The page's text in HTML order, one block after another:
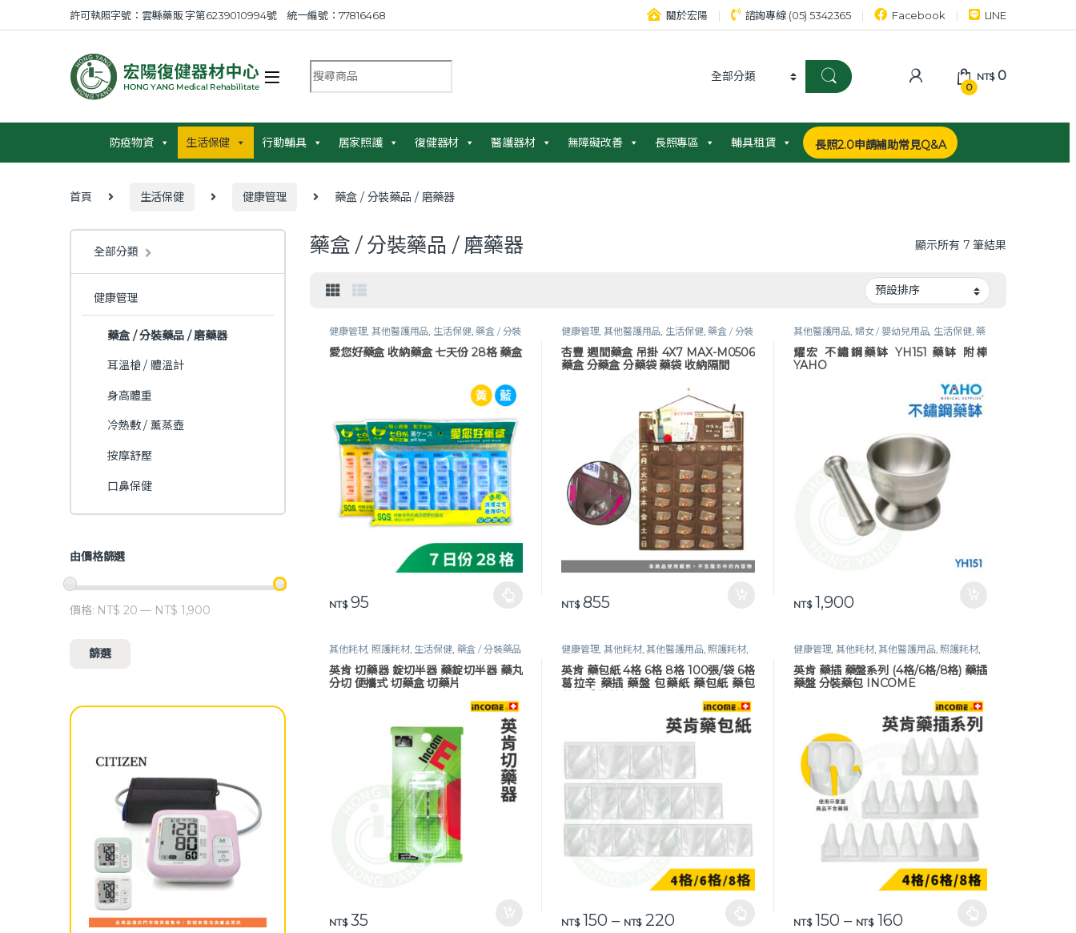
Skip to navigation
Skip to content許可執照字號：雲縣藥販 字第6239010994號 統一編號：77816468 關於宏陽 諮詢專線 (05) 5342365 Facebook LINE
搜尋商品：
0
NT$0
防疫物資 生活保健 行動輔具 居家照護 復健器材 醫護器材 無障礙改善 長照專區 輔具租賃 長照2.0申請補助常見Q&A
首頁 生活保健 健康管理 藥盒 / 分裝藥品 / 磨藥器
藥盒 / 分裝藥品 / 磨藥器 顯示所有 7 筆結果
健康管理,其他醫護用品, 生活保健,藥盒 / 分裝
藥品 / 磨藥器
愛您好藥盒 收納藥盒 七天份 28格 藥盒
NT$95
此產品有多種款式。 可在產品頁面選擇選項
健康管理,其他醫護用品, 生活保健,藥盒 / 分裝
藥品 / 磨藥器
杏豐 週間藥盒 吊掛 4X7 MAX-M0506
藥盒 分藥盒 分藥袋 藥袋 收納隔間
NT$855
其他醫護用品, 婦女 / 嬰幼兒用品, 生活保健,藥
盒 / 分裝藥品 / 磨藥器
耀宏 不鏽鋼藥缽 YH151 藥缽 附棒
YAHO
NT$1,900
其他耗材, 照護耗材, 生活保健, 藥盒 / 分裝藥品
/ 磨藥器
英肯 切藥器 錠切半器 藥錠切半器 藥丸
分切 便攜式 切藥盒 切藥片
NT$35
健康管理,其他耗材,其他醫護用品, 照護耗材,
生活保健,藥盒 / 分裝藥品 / 磨藥器
英肯 藥包紙 4格 6格 8格 100張/袋 6格
葛拉辛 藥插 藥盤 包藥紙 藥包紙 藥包
NT$150 – NT$220價格範圍：NT$ 150 到 NT$ 220
此產品有多種款式。 可在產品頁面選擇選項
健康管理,其他耗材,其他醫護用品, 照護耗材,
生活保健,藥盒 / 分裝藥品 / 磨藥器
英肯 藥插 藥盤系列 (4格/6格/8格) 藥插
藥盤 分裝藥包 INCOME
NT$150 – NT$160價格範圍：NT$ 150 到
此產品有多種款式。 可在產品頁面選擇選項
全部分類
健康管理
藥盒 / 分裝藥品 / 磨藥器
耳溫槍 / 體溫計
身高體重
冷熱敷 / 薰蒸壺
按摩舒壓
口鼻保健
由價格篩選
最低價格
最高價格
篩選
價格: NT$ 20 — NT$ 1,900